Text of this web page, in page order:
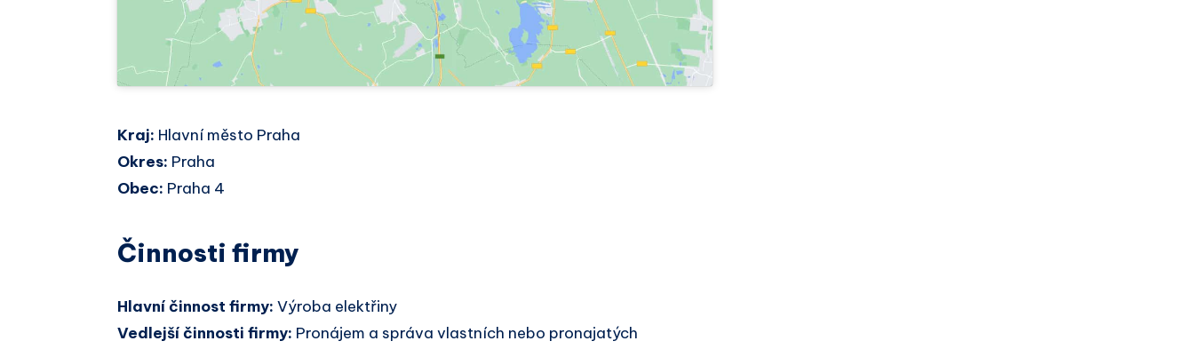
Kraj: Hlavní město Praha
Okres: Praha
Obec: Praha 4
Činnosti firmy
Hlavní činnost firmy: Výroba elektřiny
Vedlejší činnosti firmy: Pronájem a správa vlastních nebo pronajatých